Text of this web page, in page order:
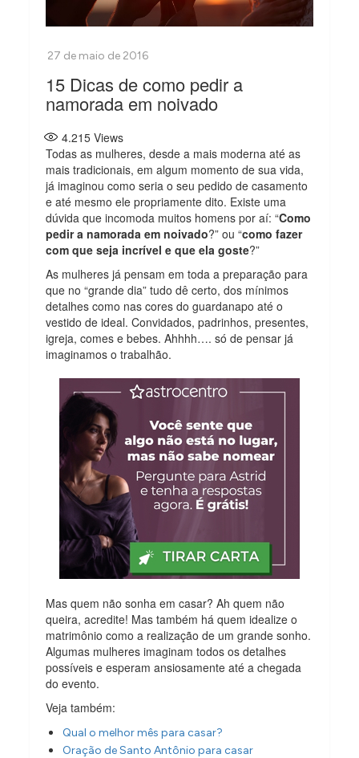
15 Dicas de como pedir a
namorada em noivado
4.215 Views
Todas as mulheres, desde a mais moderna até as
mais tradicionais, em algum momento de sua vida,
já imaginou como seria o seu pedido de casamento
e até mesmo ele propriamente dito. Existe uma
dúvida que incomoda muitos homens por aí: “Como
pedir a namorada em noivado?” ou “como fazer
com que seja incrível e que ela goste?”
As mulheres já pensam em toda a preparação para
que no “grande dia” tudo dê certo, dos mínimos
detalhes como nas cores do guardanapo até o
vestido de ideal. Convidados, padrinhos, presentes,
igreja, comes e bebes. Ahhhh…. só de pensar já
imaginamos o trabalhão.
Mas quem não sonha em casar? Ah quem não
queira, acredite! Mas também há quem idealize o
matrimônio como a realização de um grande sonho.
Algumas mulheres imaginam todos os detalhes
possíveis e esperam ansiosamente até a chegada
do evento.
Veja também:
Qual o melhor mês para casar?
Oração de Santo Antônio para casar